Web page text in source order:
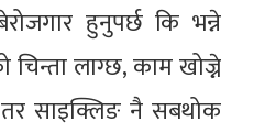
हुनुपर्छ कि भन्ने
लाग्छ, काम खोज्ने
तर साइक्लिङ नै सबथोक